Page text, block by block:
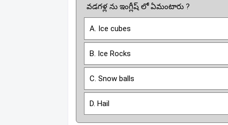
వడగళ్ల ను ఇంగ్లీష్ లో ఏమంటారు ?
A. Ice cubes
B. Ice Rocks
C. Snow balls
D. Hail